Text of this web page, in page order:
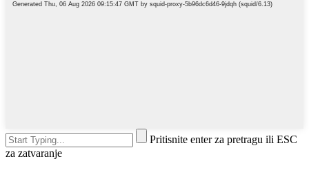
Pritisnite enter za pretragu ili ESC
za zatvaranje